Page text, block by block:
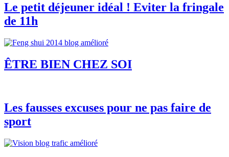
Le petit déjeuner idéal ! Eviter la fringale
de 11h
ÊTRE BIEN CHEZ SOI
Les fausses excuses pour ne pas faire de
sport